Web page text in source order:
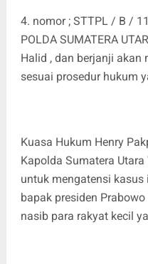
4. nomor ; STTPL / B /
POLDA SUMATERA
Halid , dan berjanji
sesuai prosedur hukum
Kuasa Hukum Henry
Kapolda Sumatera
untuk mengatensi
bapak presiden
nasib para rakyat kecil